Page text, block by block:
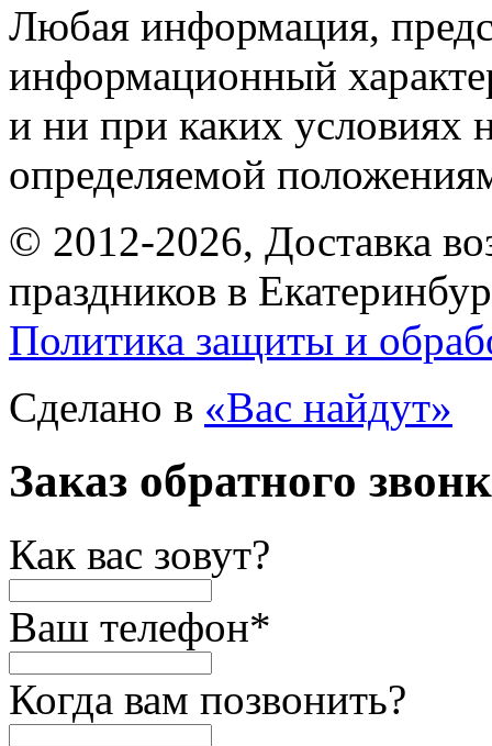
Любая информация,
информационный
и ни при каких условиях
определяемой
© 2012-2026, Доставка
праздников в
Политика защиты и
Сделано в «Вас найдут»
Заказ обратного
Как вас зовут?
Ваш телефон*
Когда вам позвонить?